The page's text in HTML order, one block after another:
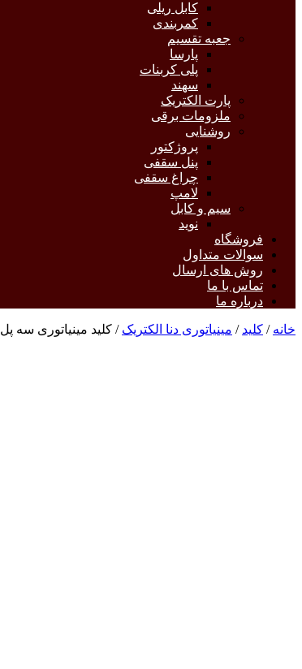
کابل ریلی
کمربندی
جعبه تقسیم
پارسا
پلی کربنات
سهند
پارت الکتریک
ملزومات برقی
روشنایی
پروژکتور
پنل سقفی
چراغ سقفی
لامپ
سیم و کابل
نوید
فروشگاه
سوالات متداول
روش های ارسال
تماس با ما
درباره ما
خانه / کلید / مینیاتوری دنا الکتریک / کلید مینیاتوری سه پل 63 آمپر دنا الکتریک